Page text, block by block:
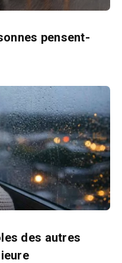
pensent-
des autres